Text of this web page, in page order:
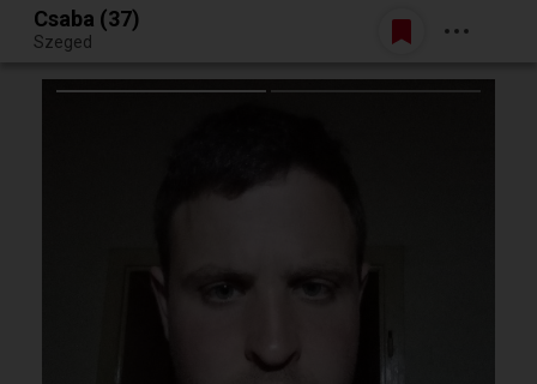
Egy jó randiból bármi lehet.
Belépés
Csaba (37)
Szeged